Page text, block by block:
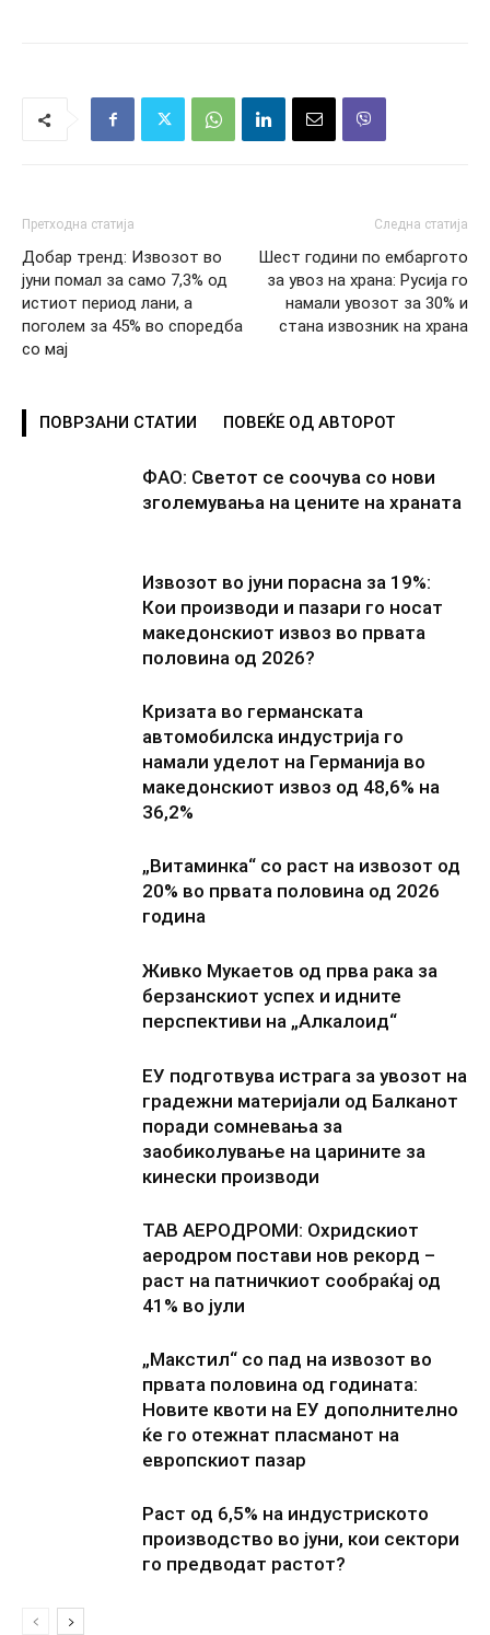
Претходна статија
Добар тренд: Извозот во
јуни помал за само 7,3% од
истиот период лани, а
поголем за 45% во споредба
со мај
Следна статија
Шест години по ембаргото
за увоз на храна: Русија го
намали увозот за 30% и
стана извозник на храна
ПОВРЗАНИ СТАТИИ ПОВЕЌЕ ОД АВТОРОТ
ФАО: Светот се соочува со нови
зголемувања на цените на храната
Извозот во јуни порасна за 19%:
Кои производи и пазари го носат
македонскиот извоз во првата
половина од 2026?
Кризата во германската
автомобилска индустрија го
намали уделот на Германија во
македонскиот извоз од 48,6% на
36,2%
„Витаминка“ со раст на извозот од
20% во првата половина од 2026
година
Живко Мукаетов од прва рака за
берзанскиот успех и идните
перспективи на „Алкалоид“
ЕУ подготвува истрага за увозот на
градежни материјали од Балканот
поради сомневања за
заобиколување на царините за
кинески производи
ТАВ АЕРОДРОМИ: Охридскиот
аеродром постави нов рекорд –
раст на патничкиот сообраќај од
41% во јули
„Макстил“ со пад на извозот во
првата половина од годината:
Новите квоти на ЕУ дополнително
ќе го отежнат пласманот на
европскиот пазар
Раст од 6,5% на индустриското
производство во јуни, кои сектори
го предводат растот?